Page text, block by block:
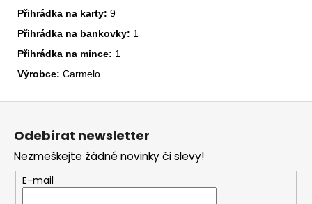
Přihrádka na karty: 9
Přihrádka na bankovky: 1
Přihrádka na mince: 1
Výrobce: Carmelo
Z
Odebírat newsletter
Nezmeškejte žádné novinky či slevy!
E-mail